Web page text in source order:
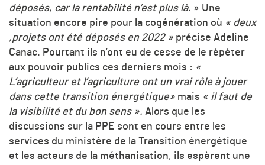
déposés, car la rentabilité n’est plus là. » Une
situation encore pire pour la cogénération où « deux
,projets ont été déposés en 2022 » précise Adeline
Canac. Pourtant ils n’ont eu de cesse de le répéter
aux pouvoir publics ces derniers mois : «
L’agriculteur et l’agriculture ont un vrai rôle à jouer
dans cette transition énergétique» mais « il faut de
la visibilité et du bon sens ». Alors que les
discussions sur la PPE sont en cours entre les
services du ministère de la Transition énergétique
et les acteurs de la méthanisation, ils espèrent une